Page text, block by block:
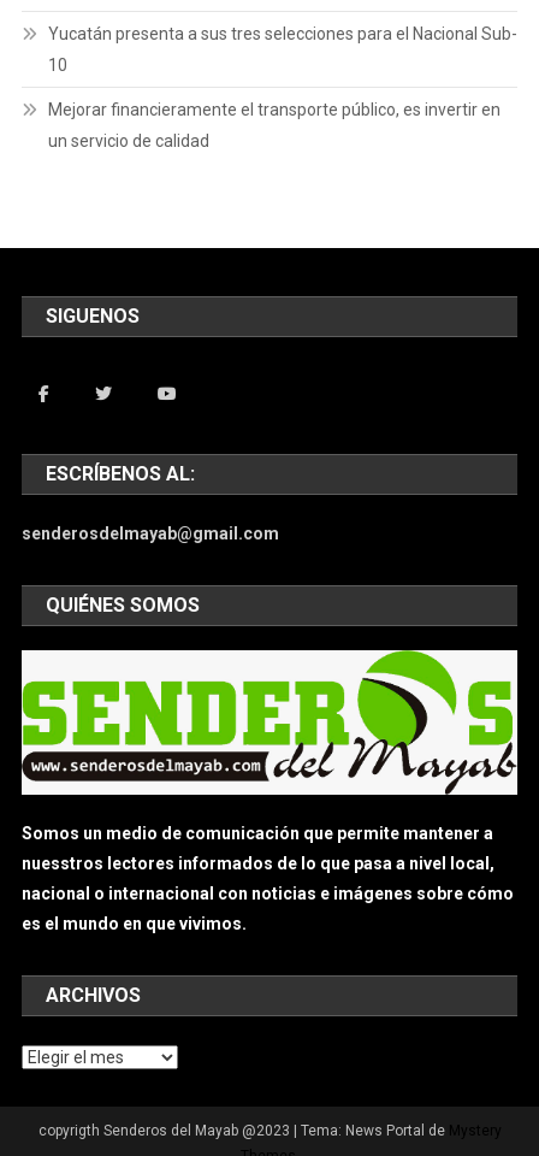
Yucatán presenta a sus tres selecciones para el Nacional Sub-
10
Mejorar financieramente el transporte público, es invertir en
un servicio de calidad
SIGUENOS
ESCRÍBENOS AL:
senderosdelmayab@gmail.com
QUIÉNES SOMOS
Somos un medio de comunicación que permite mantener a
nuesstros lectores informados de lo que pasa a nivel local,
nacional o internacional con noticias e imágenes sobre cómo
es el mundo en que vivimos.
ARCHIVOS
Archivos
copyrigth Senderos del Mayab @2023 Tema: News Portal de Mystery